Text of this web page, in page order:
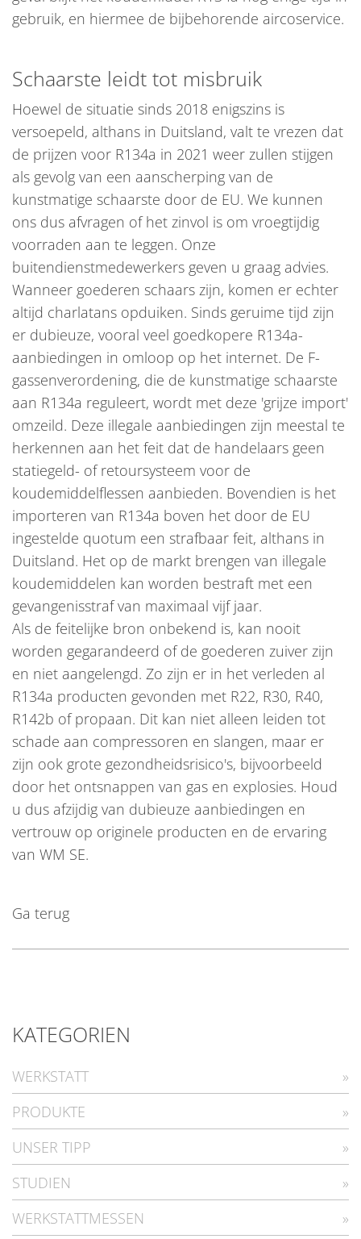
gebruik, en hiermee de bijbehorende aircoservice.
Schaarste leidt tot misbruik
Hoewel de situatie sinds 2018 enigszins is
versoepeld, althans in Duitsland, valt te vrezen dat
de prijzen voor R134a in 2021 weer zullen stijgen
als gevolg van een aanscherping van de
kunstmatige schaarste door de EU. We kunnen
ons dus afvragen of het zinvol is om vroegtijdig
voorraden aan te leggen. Onze
buitendienstmedewerkers geven u graag advies.
Wanneer goederen schaars zijn, komen er echter
altijd charlatans opduiken. Sinds geruime tijd zijn
er dubieuze, vooral veel goedkopere R134a-
aanbiedingen in omloop op het internet. De F-
gassenverordening, die de kunstmatige schaarste
aan R134a reguleert, wordt met deze 'grijze import'
omzeild. Deze illegale aanbiedingen zijn meestal te
herkennen aan het feit dat de handelaars geen
statiegeld- of retoursysteem voor de
koudemiddelflessen aanbieden. Bovendien is het
importeren van R134a boven het door de EU
ingestelde quotum een strafbaar feit, althans in
Duitsland. Het op de markt brengen van illegale
koudemiddelen kan worden bestraft met een
gevangenisstraf van maximaal vijf jaar.
Als de feitelijke bron onbekend is, kan nooit
worden gegarandeerd of de goederen zuiver zijn
en niet aangelengd. Zo zijn er in het verleden al
R134a producten gevonden met R22, R30, R40,
R142b of propaan. Dit kan niet alleen leiden tot
schade aan compressoren en slangen, maar er
zijn ook grote gezondheidsrisico's, bijvoorbeeld
door het ontsnappen van gas en explosies. Houd
u dus afzijdig van dubieuze aanbiedingen en
vertrouw op originele producten en de ervaring
van WM SE.
Ga terug
KATEGORIEN
WERKSTATT
PRODUKTE
UNSER TIPP
STUDIEN
WERKSTATTMESSEN